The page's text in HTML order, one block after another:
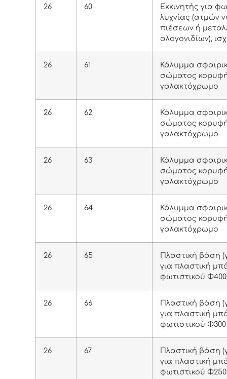
26 60
Εκκινητής για
λυχνίας (ατμών
πιέσεων ή
αλογονιδίων),
26 61
Κάλυμμα
σώματος
γαλακτόχρωμο
26 62
Κάλυμμα
σώματος
γαλακτόχρωμο
26 63
Κάλυμμα
σώματος
γαλακτόχρωμο
26 64
Κάλυμμα
σώματος
γαλακτόχρωμο
26 65
Πλαστική βάση
για πλαστική
φωτιστικού Φ400
26 66
Πλαστική βάση
για πλαστική
φωτιστικού Φ300
26 67
Πλαστική βάση
για πλαστική
φωτιστικού Φ250